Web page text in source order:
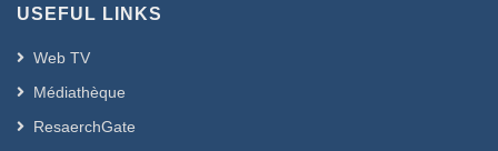
USEFUL LINKS
Web TV
Médiathèque
ResaerchGate